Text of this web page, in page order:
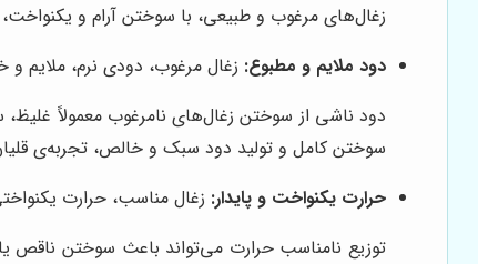
زغال‌های مرغوب و طبیعی، با سوختن آرام و
دود ملایم و مطبوع: زغال مرغوب، دودی نرم، ملایم
دود ناشی از سوختن زغال‌های نامرغوب معمولاً
سوختن کامل و تولید دود سبک و خالص، تجربه‌ی
حرارت یکنواخت و پایدار: زغال مناسب، حرارت
توزیع نامناسب حرارت می‌تواند باعث سوختن ناقص